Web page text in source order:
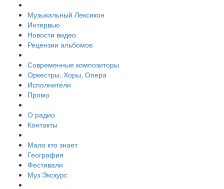
Музыкальный Лексикон
Интервью
Новости видео
Рецензии альбомов
Современные композиторы
Оркестры, Хоры, Опера
Исполнители
Промо
О радио
Контакты
Мало кто знает
География
Фестивали
Муз Экскурс